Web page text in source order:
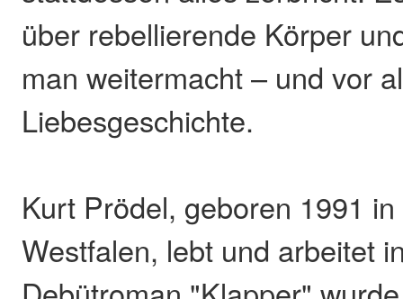
über rebellierende Körper
man weitermacht – und vor
Liebesgeschichte.
Kurt Prödel, geboren 1991
Westfalen, lebt und arbeitet